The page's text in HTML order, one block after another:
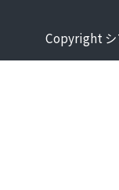
Copyright シ